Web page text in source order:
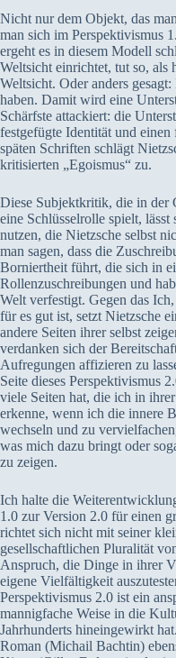
Nicht nur dem Objekt, das
man sich im Perspektivismus
ergeht es in diesem Modell
Weltsicht einrichtet, tut so, als
Weltsicht. Oder anders
haben. Damit wird eine
Schärfste attackiert: die
festgefügte Identität und
späten Schriften schlägt
kritisierten „Egoismus“ zu.
Diese Subjektkritik, die in der
eine Schlüsselrolle spielt,
nutzen, die Nietzsche selbst
man sagen, dass die
Borniertheit führt, die sich in
Rollenzuschreibungen und
Welt verfestigt. Gegen das
für es gut ist, setzt Nietzsche
andere Seiten ihrer selbst
verdanken sich der
Aufregungen affizieren zu
Seite dieses Perspektivismus
viele Seiten hat, die ich in
erkenne, wenn ich die innere
wechseln und zu
was mich dazu bringt oder
zu zeigen.
Ich halte die
1.0 zur Version 2.0 für einen
richtet sich nicht mit seiner
gesellschaftlichen Pluralität
Anspruch, die Dinge in ihrer
eigene Vielfältigkeit
Perspektivismus 2.0 ist ein
mannigfache Weise in die
Jahrhunderts hineingewirkt
Roman (Michail Bachtin)